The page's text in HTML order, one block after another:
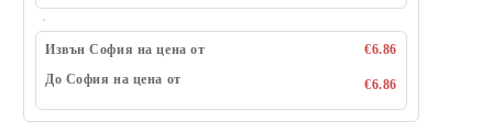
Извън София на цена от
€6.86
До София на цена от
€6.86